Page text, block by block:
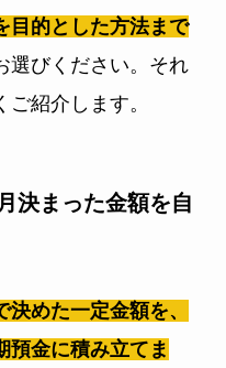
目的とした方法まで
選びください。それ
紹介します。
決まった金額を自
決めた一定金額を、
預金に積み立てま